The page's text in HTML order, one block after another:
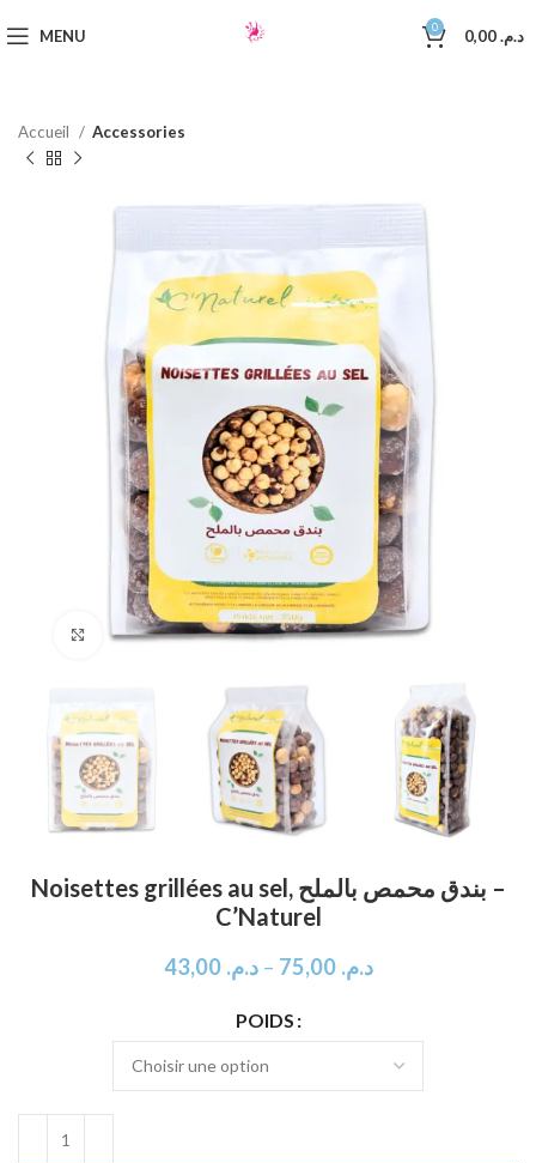
MENU 0 د.م.
Accueil Accessories
Click to enlarge
Noisettes grillées au sel, بندق محمص بالملح –
C’Naturel
د.م. 43,00 – د.م. 75,00
POIDS